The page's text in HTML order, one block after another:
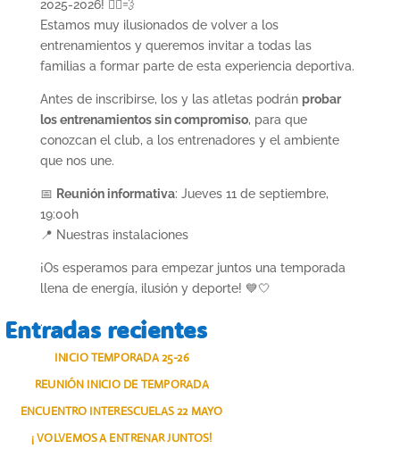
2025-2026! 🏃‍♀️💨
Estamos muy ilusionados de volver a los
entrenamientos y queremos invitar a todas las
familias a formar parte de esta experiencia deportiva.
Antes de inscribirse, los y las atletas podrán probar
los entrenamientos sin compromiso, para que
conozcan el club, a los entrenadores y el ambiente
que nos une.
📅 Reunión informativa: Jueves 11 de septiembre,
19:00h
📍 Nuestras instalaciones
¡Os esperamos para empezar juntos una temporada
llena de energía, ilusión y deporte! 💙🤍
.
Entradas recientes
INICIO TEMPORADA 25-26
REUNIÓN INICIO DE TEMPORADA
ENCUENTRO INTERESCUELAS 22 MAYO
¡ VOLVEMOS A ENTRENAR JUNTOS!